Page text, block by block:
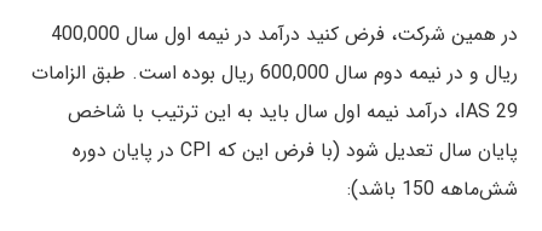
در همین شرکت، فرض کنید درآمد در نیمه اول سال 400,000
ریال و در نیمه دوم سال 600,000 ریال بوده است. طبق الزامات
IAS 29، درآمد نیمه اول سال باید به این ترتیب با شاخص
پایان سال تعدیل شود (با فرض این که CPI در پایان دوره
شش‌ماهه 150 باشد):